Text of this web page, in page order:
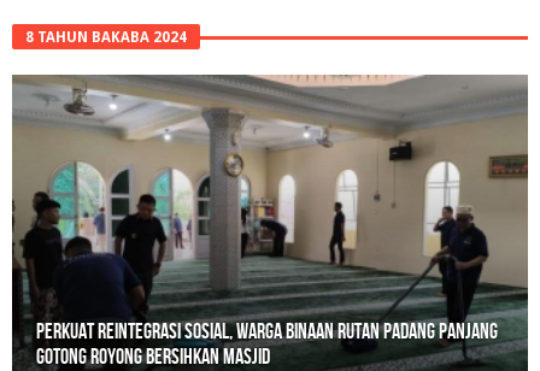
8 TAHUN BAKABA 2024
Perkuat Reintegrasi Sosial, Warga Binaan Rutan Padang Panjang
Gotong Royong Bersihkan Masjid